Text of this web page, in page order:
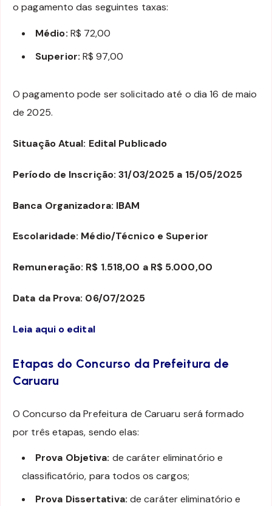
o pagamento das seguintes taxas:
Médio: R$ 72,00
Superior: R$ 97,00
O pagamento pode ser solicitado até o dia 16 de maio
de 2025.
Situação Atual: Edital Publicado
Período de Inscrição: 31/03/2025 a 15/05/2025
Banca Organizadora: IBAM
Escolaridade: Médio/Técnico e Superior
Remuneração: R$ 1.518,00 a R$ 5.000,00
Data da Prova: 06/07/2025
Leia aqui o edital
Etapas do Concurso da Prefeitura de
Caruaru
O Concurso da Prefeitura de Caruaru será formado
por três etapas, sendo elas:
Prova Objetiva: de caráter eliminatório e
classificatório, para todos os cargos;
Prova Dissertativa: de caráter eliminatório e